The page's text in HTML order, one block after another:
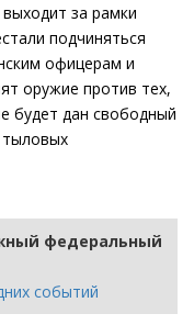
за рамки
подчиняться
офицерам и
оружие против тех,
будет дан свободный
федеральный
событий